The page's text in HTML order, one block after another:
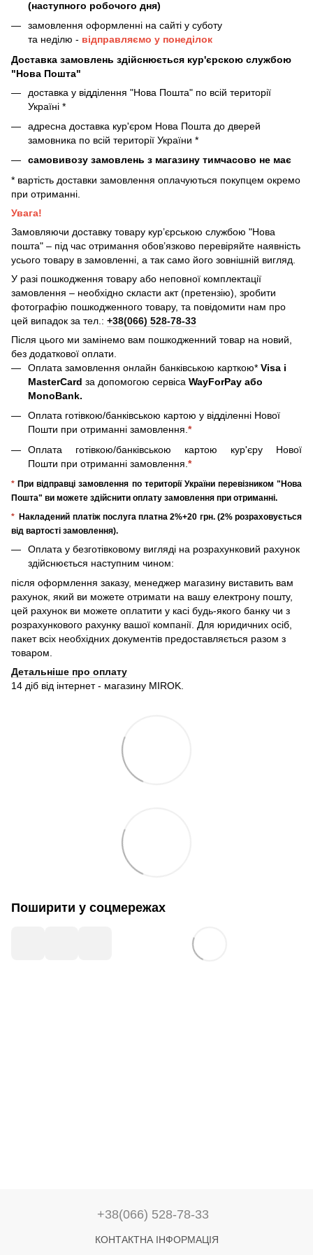
(наступного робочого дня)
замовлення оформленні на сайті у суботу
та неділю - відправляємо у понеділок
Доставка замовлень здійснюється кур'єрскою службою
"Нова Пошта"
доставка у відділення "Нова Пошта" по всій території
Україні *
адресна доставка кур'єром Нова Пошта до дверей
замовника по всій території України *
самовивозу замовлень з магазину тимчасово не має
* вартість доставки замовлення оплачуються покупцем окремо
при отриманні.
Увага!
Замовляючи доставку товару кур’єрською службою "Нова
пошта" – під час отримання обов’язково перевіряйте наявність
усього товару в замовленні, а так само його зовнішній вигляд.
У разі пошкодження товару або неповної комплектації
замовлення – необхідно скласти акт (претензію), зробити
фотографію пошкодженного товару, та повідомити нам про
цей випадок за тел.: +38(066) 528-78-33
Після цього ми замінемо вам пошкодженний товар на новий,
без додаткової оплати.
Оплата замовлення онлайн банківською карткою* Visa і
MasterCard за допомогою сервіса WayForPay або
MonoBank.
Оплата готівкою/банківською картою у відділенні Нової
Пошти при отриманні замовлення. *
Оплата готівкою/банківською картою кур'єру Нової
Пошти при отриманні замовлення. *
* При відправці замовлення по території України перевізником "Нова
Пошта" ви можете здійснити оплату замовлення при отриманні.
* Накладений платіж послуга платна 2%+20 грн. (2% розраховується
від вартості замовлення).
Оплата у безготівковому вигляді на розрахунковий рахунок
здійснюється наступним чином:
після оформлення заказу, менеджер магазину виставить вам
рахунок, який ви можете отримати на вашу електрону пошту,
цей рахунок ви можете оплатити у касі будь-якого банку чи з
розрахункового рахунку вашої компанії. Для юридичних осіб,
пакет всіх необхідних документів предоставляється разом з
товаром.
Детальніше про оплату
14 діб від інтернет - магазину MIROK.
Поширити у соцмережах
+38(066) 528-78-33
КОНТАКТНА ІНФОРМАЦІЯ